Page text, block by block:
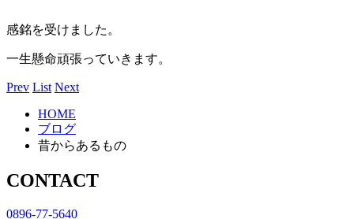
感銘を受けました。
一生懸命頑張っていきます。
Prev List Next
HOME
ブログ
昔からあるもの
CONTACT
0896-77-5640